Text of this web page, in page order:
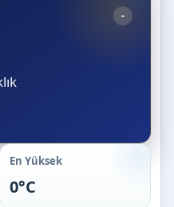
-
En Yüksek
0°C